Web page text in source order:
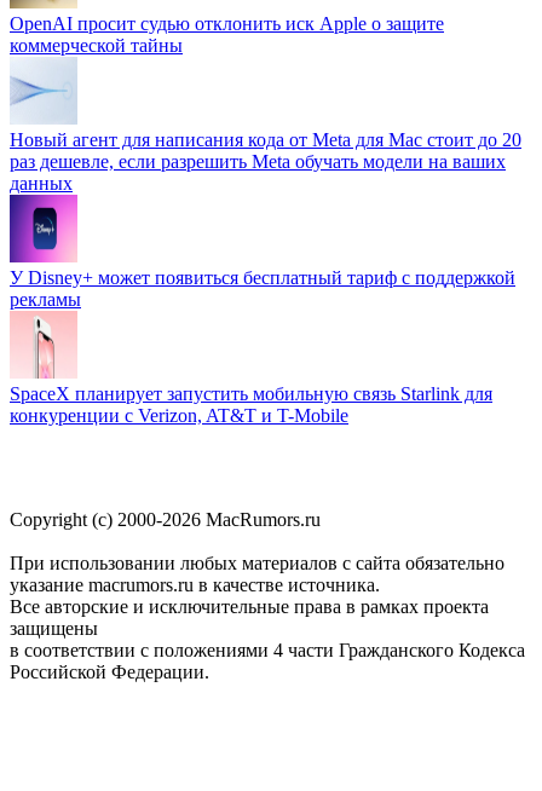
OpenAI просит судью отклонить иск Apple о защите
коммерческой тайны
Новый агент для написания кода от Meta для Mac стоит до 20
раз дешевле, если разрешить Meta обучать модели на ваших
данных
У Disney+ может появиться бесплатный тариф с поддержкой
рекламы
SpaceX планирует запустить мобильную связь Starlink для
конкуренции с Verizon, AT&T и T-Mobile
Copyright (c) 2000-2026 MacRumors.ru
При использовании любых материалов с сайта обязательно
указание macrumors.ru в качестве источника.
Все авторские и исключительные права в рамках проекта
защищены
в соответствии с положениями 4 части Гражданского Кодекса
Российской Федерации.